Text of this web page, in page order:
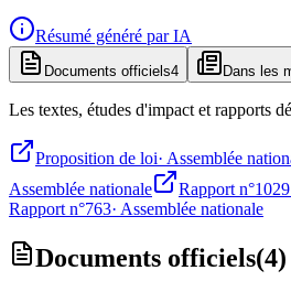
Résumé généré par IA
Documents officiels4 Dans les
Les textes, études d'impact et rapports
Proposition de loi· Assemblée
Assemblée nationale
Rapport n°1029
Rapport n°763· Assemblée nationale
Documents officiels(4)